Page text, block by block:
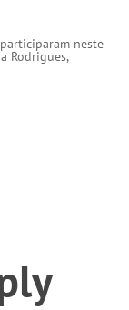
neste
Rodrigues,